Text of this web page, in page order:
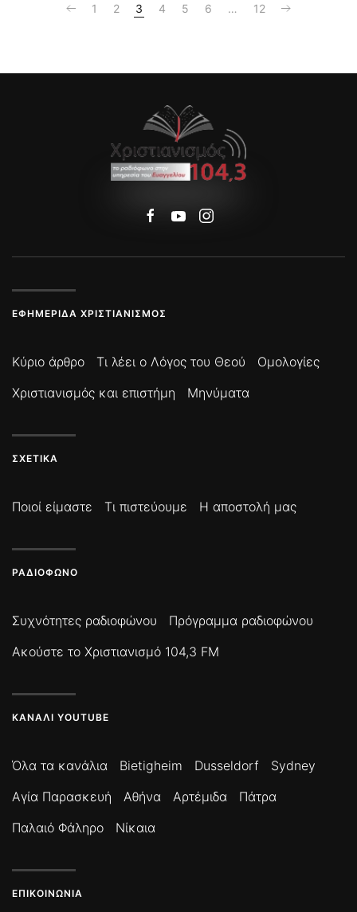
1 2 3 4 5 6 … 12
ΕΦΗΜΕΡΊΔΑ ΧΡΙΣΤΙΑΝΙΣΜΌΣ
Κύριο άρθρο Τι λέει ο Λόγος του Θεού
Ομολογίες
Χριστιανισμός και επιστήμη
Μηνύματα
ΣΧΕΤΙΚΆ
Ποιοί είμαστε Τι πιστεύουμε Η αποστολή μας
ΡΑΔΙΌΦΩΝΟ
Συχνότητες ραδιοφώνου
Πρόγραμμα ραδιοφώνου
Ακούστε το Χριστιανισμό 104,3 FM
ΚΑΝΆΛΙ YOUTUBE
Όλα τα κανάλια Bietigheim Dusseldorf
Sydney
Αγία Παρασκευή
Αθήνα Αρτέμιδα
Πάτρα
Παλαιό Φάληρο
Νίκαια
ΕΠΙΚΟΙΝΩΝΊΑ